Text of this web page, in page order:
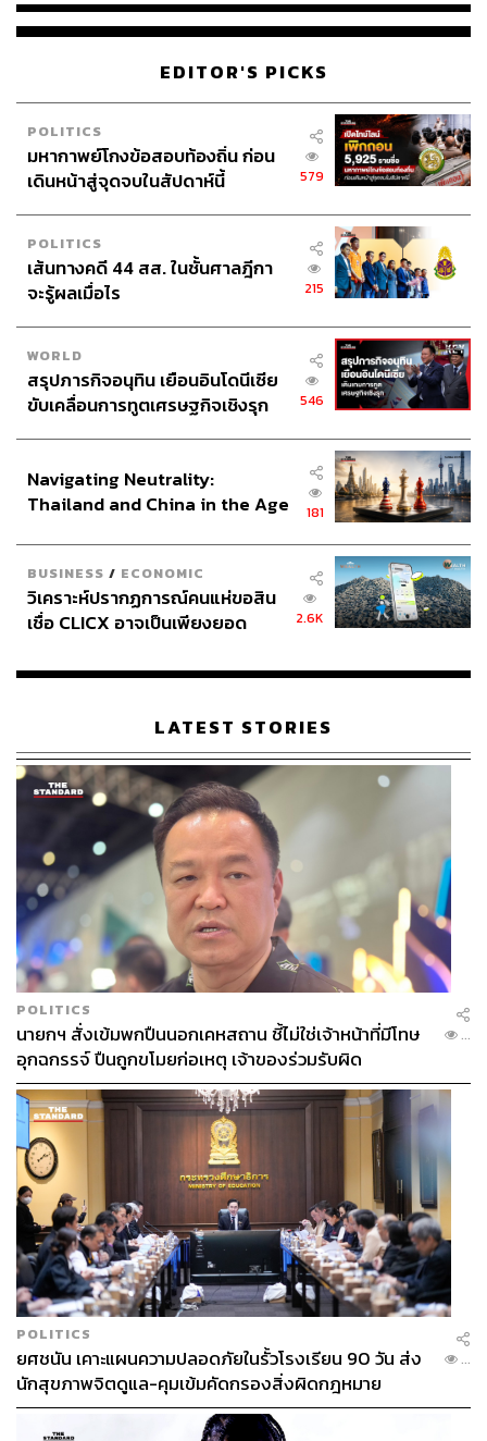
EDITOR'S PICKS
POLITICS
มหากาพย์โกงข้อสอบท้องถิ่น ก่อน
เดินหน้าสู่จุดจบในสัปดาห์นี้
579
POLITICS
เส้นทางคดี 44 สส. ในชั้นศาลฎีกา
จะรู้ผลเมื่อไร
215
WORLD
สรุปภารกิจอนุทิน เยือนอินโดนีเซีย
ขับเคลื่อนการทูตเศรษฐกิจเชิงรุก
546
Navigating Neutrality:
Thailand and China in the Age
181
BUSINESS / ECONOMIC
วิเคราะห์ปรากฏการณ์คนแห่ขอสิน
เชื่อ CLICX อาจเป็นเพียงยอด
เรือนไทยที่ถูกซุกไว้
2.6K
LATEST STORIES
POLITICS
นายกฯ สั่งเข้มพกปืนนอกเคหสถาน ชี้ไม่ใช่เจ้าหน้าที่มีโทษ
อุกฉกรรจ์ ปืนถูกขโมยก่อเหตุ เจ้าของร่วมรับผิด
...
POLITICS
ยศชนัน เคาะแผนความปลอดภัยในรั้วโรงเรียน 90 วัน ส่ง
นักสุขภาพจิตดูแล-คุมเข้มคัดกรองสิ่งผิดกฎหมาย
...